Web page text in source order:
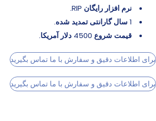
نرم افزار رایگان RIP.
1 سال گارانتی تمدید شده.
قیمت شروع 4500 دلار آمریکا.
برای اطلاعات دقیق و سفارش با ما تماس بگیرید
برای اطلاعات دقیق و سفارش با ما تماس بگیرید